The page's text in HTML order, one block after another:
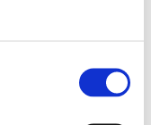
los procesos
AeH2 es la